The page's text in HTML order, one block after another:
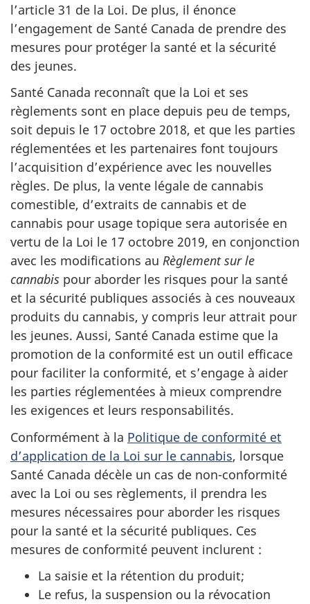
l’article 31 de la Loi. De plus, il énonce
l’engagement de Santé Canada de prendre des
mesures pour protéger la santé et la sécurité
des jeunes.
Santé Canada reconnaît que la Loi et ses
règlements sont en place depuis peu de temps,
soit depuis le 17 octobre 2018, et que les parties
réglementées et les partenaires font toujours
l’acquisition d’expérience avec les nouvelles
règles. De plus, la vente légale de cannabis
comestible, d’extraits de cannabis et de
cannabis pour usage topique sera autorisée en
vertu de la Loi le 17 octobre 2019, en conjonction
avec les modifications au Règlement sur le
cannabis pour aborder les risques pour la santé
et la sécurité publiques associés à ces nouveaux
produits du cannabis, y compris leur attrait pour
les jeunes. Aussi, Santé Canada estime que la
promotion de la conformité est un outil efficace
pour faciliter la conformité, et s’engage à aider
les parties réglementées à mieux comprendre
les exigences et leurs responsabilités.
Conformément à la Politique de conformité et
d’application de la Loi sur le cannabis, lorsque
Santé Canada décèle un cas de non-conformité
avec la Loi ou ses règlements, il prendra les
mesures nécessaires pour aborder les risques
pour la santé et la sécurité publiques. Ces
mesures de conformité peuvent inclurent :
La saisie et la rétention du produit;
Le refus, la suspension ou la révocation